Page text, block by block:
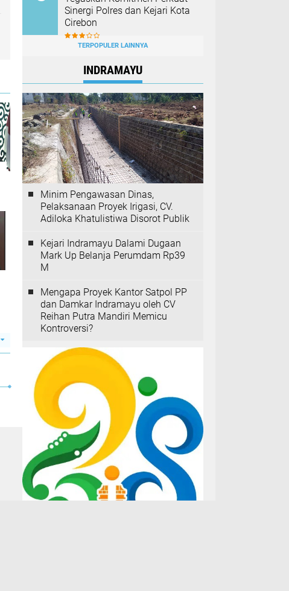
Sinergi Polres dan Kejari Kota
Cirebon
TERPOPULER LAINNYA
INDRAMAYU
Minim Pengawasan Dinas,
Pelaksanaan Proyek Irigasi, CV.
Adiloka Khatulistiwa Disorot Publik
Kejari Indramayu Dalami Dugaan
Mark Up Belanja Perumdam Rp39
M
Mengapa Proyek Kantor Satpol PP
dan Damkar Indramayu oleh CV
Reihan Putra Mandiri Memicu
Kontroversi?